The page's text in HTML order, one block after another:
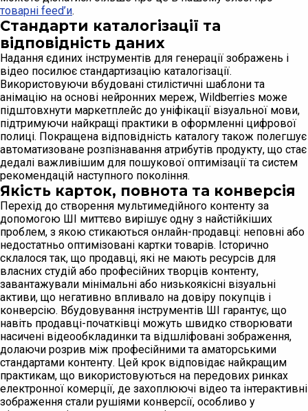
товарні feed’и.
Стандарти каталогізації та
відповідність даних
Надання єдиних інструментів для генерації зображень і
відео посилює стандартизацію каталогізації.
Використовуючи вбудовані стилістичні шаблони та
анімацію на основі нейронних мереж, Wildberries може
підштовхнути маркетплейс до уніфікації візуальної мови,
підтримуючи найкращі практики в оформленні цифрової
полиці. Покращена відповідність каталогу також полегшує
автоматизоване розпізнавання атрибутів продукту, що стає
дедалі важливішим для пошукової оптимізації та систем
рекомендацій наступного покоління.
Якість карток, повнота та конверсія
Перехід до створення мультимедійного контенту за
допомогою ШІ миттєво вирішує одну з найстійкіших
проблем, з якою стикаються онлайн-продавці: неповні або
недостатньо оптимізовані картки товарів. Історично
склалося так, що продавці, які не мають ресурсів для
власних студій або професійних творців контенту,
завантажували мінімальні або низькоякісні візуальні
активи, що негативно впливало на довіру покупців і
конверсію. Вбудовування інструментів ШІ гарантує, що
навіть продавці-початківці можуть швидко створювати
насичені відеообкладинки та відшліфовані зображення,
долаючи розрив між професійними та аматорськими
стандартами контенту. Цей крок відповідає найкращим
практикам, що використовуються на передових ринках
електронної комерції, де захоплюючі відео та інтерактивні
зображення стали рушіями конверсії, особливо у